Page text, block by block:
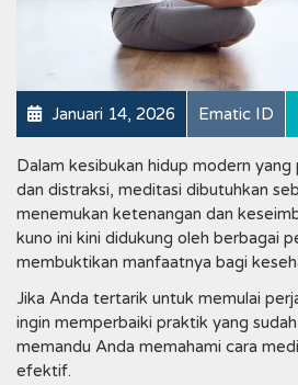
Januari 14, 2026 Ematic ID
Dalam kesibukan hidup modern
dan distraksi, meditasi dibutuhkan
menemukan ketenangan dan
kuno ini kini didukung oleh berbagai
membuktikan manfaatnya bagi
Jika Anda tertarik untuk memulai
ingin memperbaiki praktik yang
memandu Anda memahami cara
efektif.